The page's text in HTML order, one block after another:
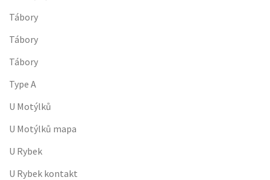
Tábory
Tábory
Tábory
Type A
U Motýlků
U Motýlků mapa
U Rybek
U Rybek kontakt